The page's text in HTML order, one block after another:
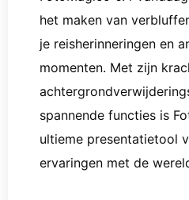
het maken van
je reisherinneringen en
momenten. Met zijn
spannende functies is
ultieme presentatietool
ervaringen met de